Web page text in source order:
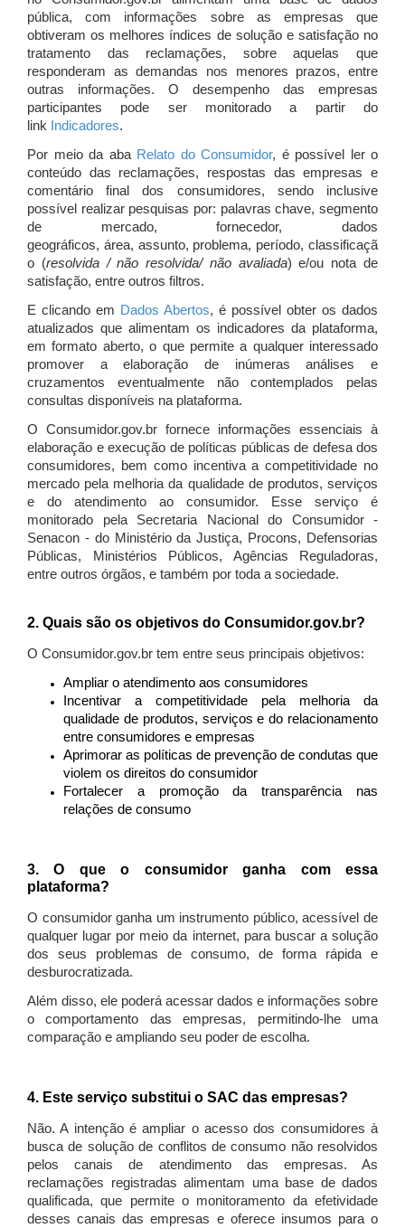
pública, com informações sobre as empresas que
obtiveram os melhores índices de solução e satisfação no
tratamento das reclamações, sobre aquelas que
responderam as demandas nos menores prazos, entre
outras informações. O desempenho das empresas
participantes pode ser monitorado a partir do
link Indicadores.
Por meio da aba Relato do Consumidor, é possível ler o
conteúdo das reclamações, respostas das empresas e
comentário final dos consumidores, sendo inclusive
possível realizar pesquisas por: palavras chave, segmento
de mercado, fornecedor, dados
geográficos, área, assunto, problema, período, classificaçã
o (resolvida / não resolvida/ não avaliada) e/ou nota de
satisfação, entre outros filtros.
E clicando em Dados Abertos, é possível obter os dados
atualizados que alimentam os indicadores da plataforma,
em formato aberto, o que permite a qualquer interessado
promover a elaboração de inúmeras análises e
cruzamentos eventualmente não contemplados pelas
consultas disponíveis na plataforma.
O Consumidor.gov.br fornece informações essenciais à
elaboração e execução de políticas públicas de defesa dos
consumidores, bem como incentiva a competitividade no
mercado pela melhoria da qualidade de produtos, serviços
e do atendimento ao consumidor. Esse serviço é
monitorado pela Secretaria Nacional do Consumidor -
Senacon - do Ministério da Justiça, Procons, Defensorias
Públicas, Ministérios Públicos, Agências Reguladoras,
entre outros órgãos, e também por toda a sociedade.
2. Quais são os objetivos do Consumidor.gov.br?
O Consumidor.gov.br tem entre seus principais objetivos:
Ampliar o atendimento aos consumidores
Incentivar a competitividade pela melhoria da
qualidade de produtos, serviços e do relacionamento
entre consumidores e empresas
Aprimorar as políticas de prevenção de condutas que
violem os direitos do consumidor
Fortalecer a promoção da transparência nas
relações de consumo
3. O que o consumidor ganha com essa
plataforma?
O consumidor ganha um instrumento público, acessível de
qualquer lugar por meio da internet, para buscar a solução
dos seus problemas de consumo, de forma rápida e
desburocratizada.
Além disso, ele poderá acessar dados e informações sobre
o comportamento das empresas, permitindo-lhe uma
comparação e ampliando seu poder de escolha.
4. Este serviço substitui o SAC das empresas?
Não. A intenção é ampliar o acesso dos consumidores à
busca de solução de conflitos de consumo não resolvidos
pelos canais de atendimento das empresas. As
reclamações registradas alimentam uma base de dados
qualificada, que permite o monitoramento da efetividade
desses canais das empresas e oferece insumos para o